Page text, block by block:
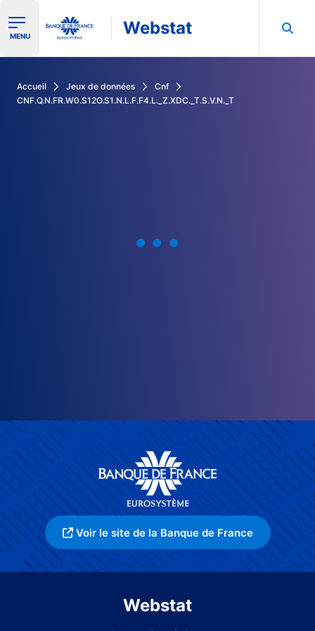
Ouvrir le menu de navigation
MENU Webstat
Accueil Jeux de données
Cnf
CNF.Q.N.FR.W0.S12O.S1.N.L.F.F4.L._Z.XDC._T.S.V.N._T
Voir le site de la Banque de France
Webstat